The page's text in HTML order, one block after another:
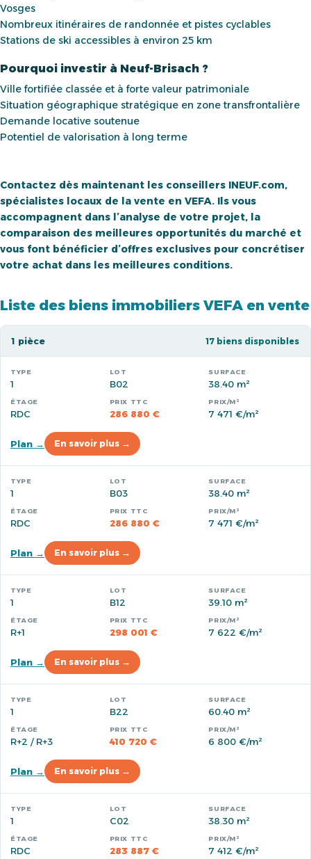
Vosges
Nombreux itinéraires de randonnée et pistes cyclables
Stations de ski accessibles à environ 25 km
Pourquoi investir à Neuf-Brisach ?
Ville fortifiée classée et à forte valeur patrimoniale
Situation géographique stratégique en zone transfrontalière
Demande locative soutenue
Potentiel de valorisation à long terme
Contactez dès maintenant les conseillers INEUF.com,
spécialistes locaux de la vente en VEFA. Ils vous
accompagnent dans l’analyse de votre projet, la
comparaison des meilleures opportunités du marché et
vous font bénéficier d’offres exclusives pour concrétiser
votre achat dans les meilleures conditions.
Liste des biens immobiliers VEFA en vente
1 pièce 17 biens disponibles
1 B02 38.40 m²
RDC 286 880 € 7 471 €/m²
Plan → En savoir plus →
1 B03 38.40 m²
RDC 286 880 € 7 471 €/m²
Plan → En savoir plus →
1 B12 39.10 m²
R+1 298 001 € 7 622 €/m²
Plan → En savoir plus →
1 B22 60.40 m²
R+2 / R+3 410 720 € 6 800 €/m²
Plan → En savoir plus →
1 C02 38.30 m²
RDC 283 887 € 7 412 €/m²